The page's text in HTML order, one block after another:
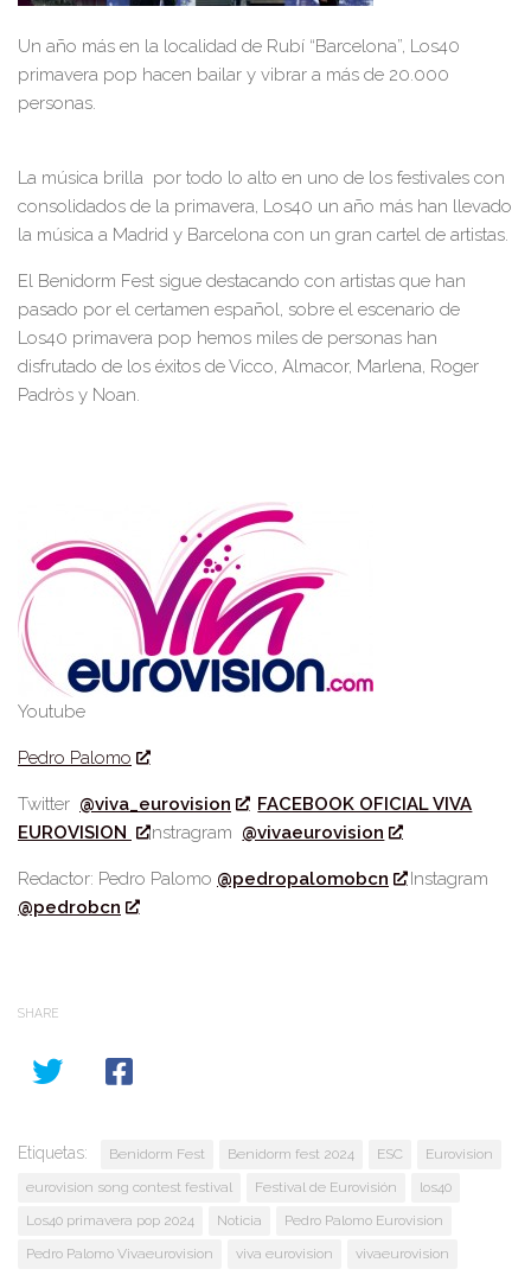
Un año más en la localidad de Rubí “Barcelona”, Los40
primavera pop hacen bailar y vibrar a más de 20.000
personas.
La música brilla por todo lo alto en uno de los festivales con
consolidados de la primavera, Los40 un año más han llevado
la música a Madrid y Barcelona con un gran cartel de artistas.
El Benidorm Fest sigue destacando con artistas que han
pasado por el certamen español, sobre el escenario de
Los40 primavera pop hemos miles de personas han
disfrutado de los éxitos de Vicco, Almacor, Marlena, Roger
Padròs y Noan.
Youtube
Pedro Palomo
Twitter @viva_eurovision
FACEBOOK OFICIAL VIVA
EUROVISION
Instragram @vivaeurovision
Redactor: Pedro Palomo @pedropalomobcn
Instagram
@pedrobcn
SHARE
Etiquetas: Benidorm Fest Benidorm fest 2024 ESC
Eurovision
eurovision song contest festival
Festival de Eurovisión
los40
Los40 primavera pop 2024
Noticia
Pedro Palomo Eurovision
Pedro Palomo Vivaeurovision
viva eurovision vivaeurovision